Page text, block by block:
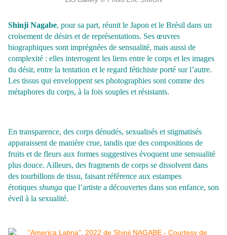
Shinji Nagabe, pour sa part, réunit le Japon et le Brésil dans un
croisement de désirs et de représentations. Ses œuvres
biographiques sont imprégnées de sensualité, mais aussi de
complexité : elles interrogent les liens entre le corps et les images
du désir, entre la tentation et le regard fétichiste porté sur l’autre.
Les tissus qui enveloppent ses photographies sont comme des
métaphores du corps, à la fois souples et résistants.
En transparence, des corps dénudés, sexualisés et stigmatisés
apparaissent de manière crue, tandis que des compositions de
fruits et de fleurs aux formes suggestives évoquent une sensualité
plus douce. Ailleurs, des fragments de corps se dissolvent dans
des tourbillons de tissu, faisant référence aux estampes
érotiques shunga que l’artiste a découvertes dans son enfance, son
éveil à la sexualité.